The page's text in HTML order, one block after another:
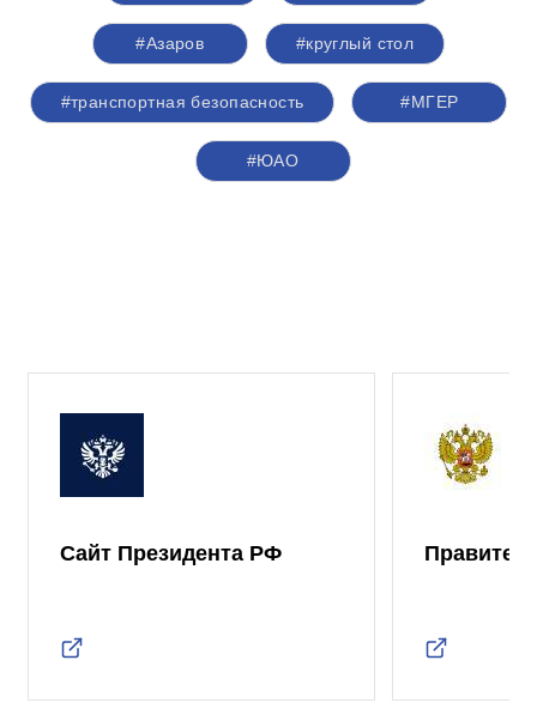
#Азаров #круглый стол
#транспортная безопасность #‎МГЕР‬
#ЮАО
Сайт Президента РФ